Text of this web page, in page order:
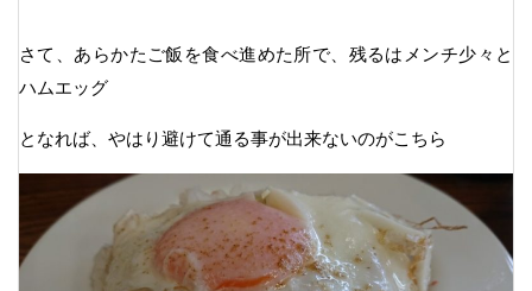
さて、あらかたご飯を食べ進めた所で、残るはメンチ少々と
ハムエッグ
となれば、やはり避けて通る事が出来ないのがこちら